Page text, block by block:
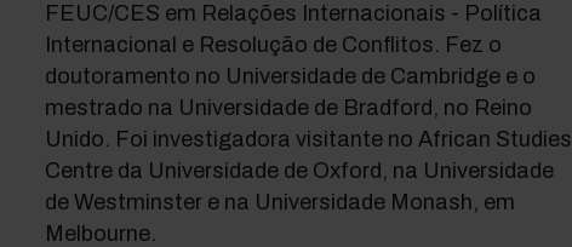
FEUC/CES em Relações Internacionais - Política
Internacional e Resolução de Conflitos. Fez o
doutoramento no Universidade de Cambridge e o
mestrado na Universidade de Bradford, no Reino
Unido. Foi investigadora visitante no African Studies
Centre da Universidade de Oxford, na Universidade
de Westminster e na Universidade Monash, em
Melbourne.